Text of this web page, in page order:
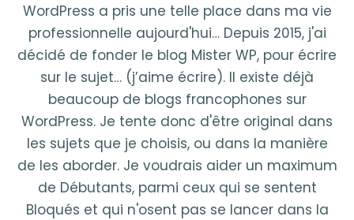
WordPress a pris une telle place dans ma vie
professionnelle aujourd'hui… Depuis 2015, j'ai
décidé de fonder le blog Mister WP, pour écrire
sur le sujet… (j’aime écrire). Il existe déjà
beaucoup de blogs francophones sur
WordPress. Je tente donc d'être original dans
les sujets que je choisis, ou dans la manière
de les aborder. Je voudrais aider un maximum
de Débutants, parmi ceux qui se sentent
Bloqués et qui n'osent pas se lancer dans la